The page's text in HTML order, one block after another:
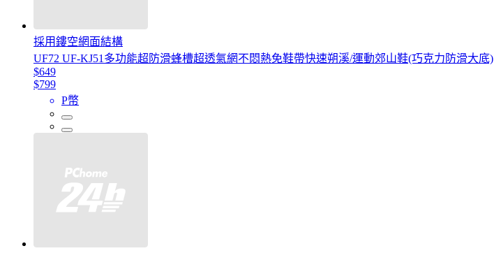
採用鏤空網面結構
UF72 UF-KJ51多功能超防滑蜂槽超透氣網不悶熱免鞋帶快速朔溪/運動郊山鞋(巧克力防滑大底)
$649
$799
P幣